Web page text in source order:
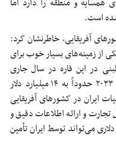
همسایه و منطقه را دارد اما
است.
آفریقایی، خاطرنشان کرد:
از زمینه‌های بسیار خوب برای
در این قاره در سال جاری
میلادی به حدود ۱۱ میلیارد دلار و در سال ۲۰۳۳ حدوداً به ۱۴ میلیارد دلار
ایران در کشورهای آفریقایی
و ارائه اطلاعات دقیق و
می‌تواند توسط ایران تأمین